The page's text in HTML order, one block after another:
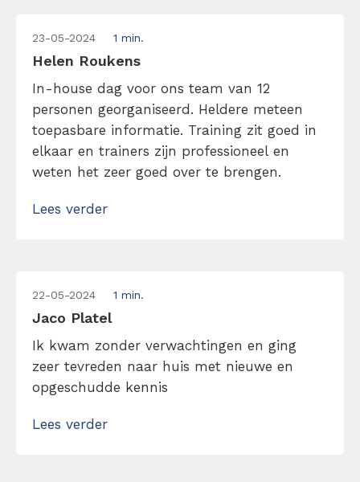
23-05-2024 1 min.
Helen Roukens
In-house dag voor ons team van 12
personen georganiseerd. Heldere meteen
toepasbare informatie. Training zit goed in
elkaar en trainers zijn professioneel en
weten het zeer goed over te brengen.
Lees verder
22-05-2024 1 min.
Jaco Platel
Ik kwam zonder verwachtingen en ging
zeer tevreden naar huis met nieuwe en
opgeschudde kennis
Lees verder